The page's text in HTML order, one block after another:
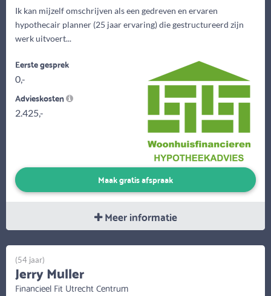
Ik kan mijzelf omschrijven als een gedreven en ervaren
hypothecair planner (25 jaar ervaring) die gestructureerd zijn
werk uitvoert...
Eerste gesprek
0,-
Advieskosten
2.425,-
Maak gratis afspraak
Meer informatie
(54 jaar)
Jerry Muller
Financieel Fit Utrecht Centrum